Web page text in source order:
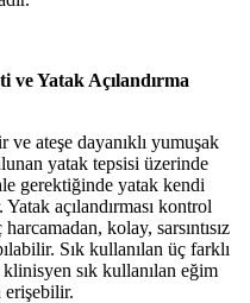
ve Yatak Açılandırma
ateşe dayanıklı yumuşak
yatak tepsisi üzerinde
gerektiğinde yatak kendi
açılandırması kontrol
kolay, sarsıntısız
Sık kullanılan üç farklı
sık kullanılan eğim
erişebilir.